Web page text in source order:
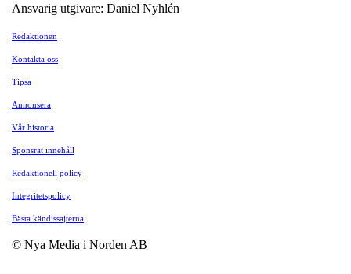
Ansvarig utgivare: Daniel Nyhlén
Redaktionen
Kontakta oss
Tipsa
Annonsera
Vår historia
Sponsrat innehåll
Redaktionell policy
Integritetspolicy
Bästa kändissajterna
© Nya Media i Norden AB